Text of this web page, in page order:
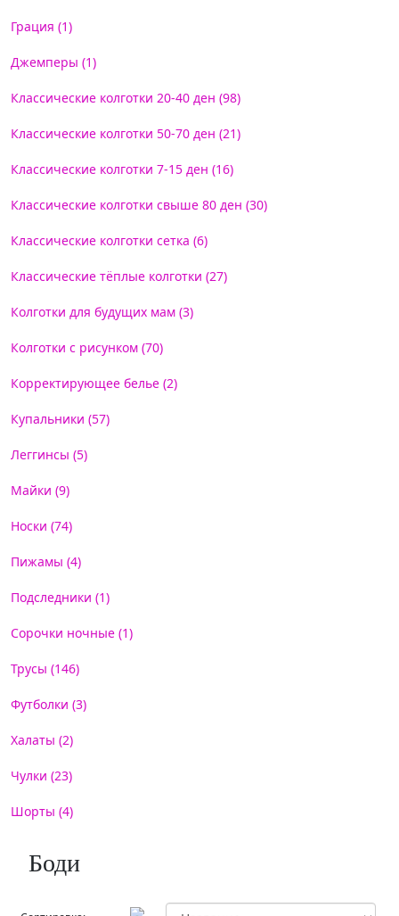
Грация (1)
Джемперы (1)
Классические колготки 20-40 ден (98)
Классические колготки 50-70 ден (21)
Классические колготки 7-15 ден (16)
Классические колготки свыше 80 ден (30)
Классические колготки сетка (6)
Классические тёплые колготки (27)
Колготки для будущих мам (3)
Колготки с рисунком (70)
Корректирующее белье (2)
Купальники (57)
Леггинсы (5)
Майки (9)
Носки (74)
Пижамы (4)
Подследники (1)
Сорочки ночные (1)
Трусы (146)
Футболки (3)
Халаты (2)
Чулки (23)
Шорты (4)
Боди